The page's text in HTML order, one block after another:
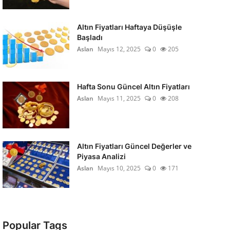
Altın Fiyatları Haftaya Düşüşle
Başladı
Aslan Mayıs 12, 2025 0 205
Hafta Sonu Güncel Altın Fiyatları
Aslan Mayıs 11, 2025 0 208
Altın Fiyatları Güncel Değerler ve
Piyasa Analizi
Aslan Mayıs 10, 2025 0 171
Popular Tags